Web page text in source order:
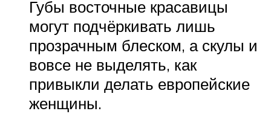
Губы восточные красавицы
могут подчёркивать лишь
прозрачным блеском, а скулы и
вовсе не выделять, как
привыкли делать европейские
женщины.